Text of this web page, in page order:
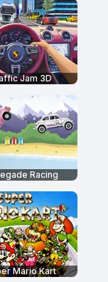
Jam 3D
Racing
Mario Kart